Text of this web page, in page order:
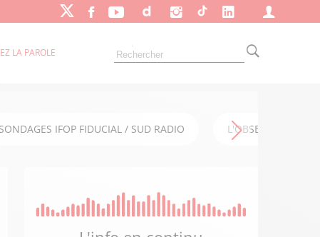
LA PAROLE
SONDAGES IFOP FIDUCIAL / SUD RADIO L'OBSERVATOIRE